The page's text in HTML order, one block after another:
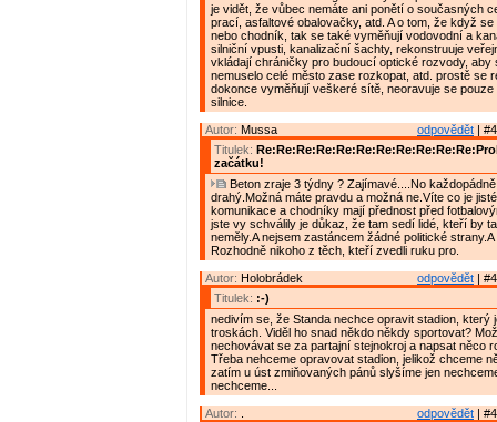
je vidět, že vůbec nemáte ani ponětí o současných
prací, asfaltové obalovačky, atd. A o tom, že když se
nebo chodník, tak se také vyměňují vodovodní a
silniční vpusti, kanalizační šachty, rekonstruuje
vkládají chráničky pro budoucí optické rozvody, aby
nemuselo celé město zase rozkopat, atd. prostě se
dokonce vyměňují veškeré sítě, neoravuje se pouze
silnice.
odpovědět |
Autor: Mussa
Titulek:
začátku!
Beton zraje 3 týdny ? Zajímavé....No
drahý.Možná máte pravdu a možná ne.Víte co je
komunikace a chodníky mají přednost před
jste vy schválily je důkaz, že tam sedí lidé, kteří by
neměly.A nejsem zastáncem žádné politické
Rozhodně nikoho z těch, kteří zvedli ruku pro.
odpovědět |
Autor: Holobrádek
Titulek: :-)
nedivím se, že Standa nechce opravit stadion, který
troskách. Viděl ho snad někdo někdy sportovat?
nechovávat se za partajní stejnokroj a napsat něco
Třeba nehceme opravovat stadion, jelikož chceme
zatím u úst zmiňovaných pánů slyšíme jen
nechceme...
odpovědět |
Autor: